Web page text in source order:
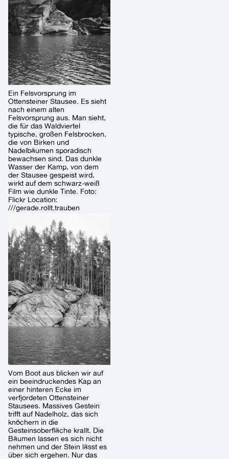
Ein Felsvorsprung im
Ottensteiner Stausee. Es sieht
nach einem alten
Felsvorsprung aus. Man sieht,
die für das Waldviertel
typische, großen Felsbrocken,
die von Birken und
Nadelbäumen sporadisch
bewachsen sind. Das dunkle
Wasser der Kamp, von dem
der Stausee gespeist wird,
wirkt auf dem schwarz-weiß
Film wie dunkle Tinte. Foto:
Flickr Location:
///gerade.rollt.trauben
Vom Boot aus blicken wir auf
ein beeindruckendes Kap an
einer hinteren Ecke im
verfjordeten Ottensteiner
Stausees. Massives Gestein
trifft auf Nadelholz, das sich
knöchern in die
Gesteinsoberfläche krallt. Die
Bäumen lassen es sich nicht
nehmen und der Stein lässt es
über sich ergehen. Nur das